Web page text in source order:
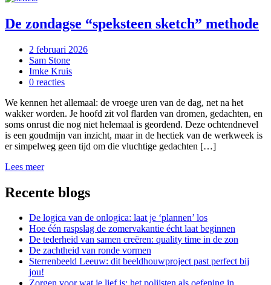
De zondagse “speksteen sketch” methode
2 februari 2026
Sam Stone
Imke Kruis
0 reacties
We kennen het allemaal: de vroege uren van de dag, net na het
wakker worden. Je hoofd zit vol flarden van dromen, gedachten, en
soms onrust die nog niet helemaal is geordend. Deze ochtendnevel
is een goudmijn van inzicht, maar in de hectiek van de werkweek is
er simpelweg geen tijd om die vluchtige gedachten […]
Lees meer
Recente blogs
De logica van de onlogica: laat je ‘plannen’ los
Hoe één raspslag de zomervakantie écht laat beginnen
De tederheid van samen creëren: quality time in de zon
De zachtheid van ronde vormen
Sterrenbeeld Leeuw: dit beeldhouwproject past perfect bij
jou!